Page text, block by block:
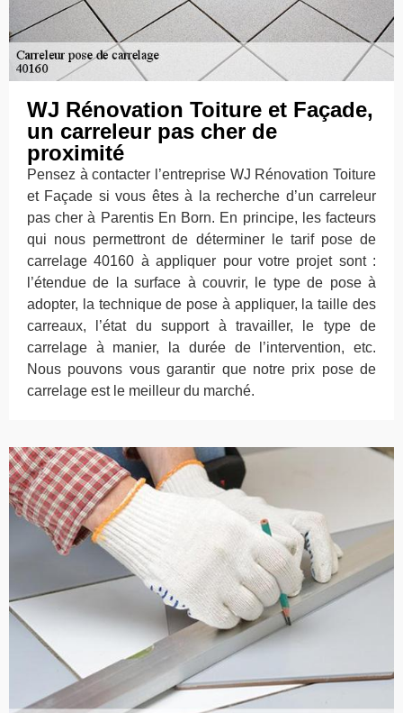
WJ Rénovation Toiture et Façade,
un carreleur pas cher de
proximité
Pensez à contacter l’entreprise WJ Rénovation Toiture
et Façade si vous êtes à la recherche d’un carreleur
pas cher à Parentis En Born. En principe, les facteurs
qui nous permettront de déterminer le tarif pose de
carrelage 40160 à appliquer pour votre projet sont :
l’étendue de la surface à couvrir, le type de pose à
adopter, la technique de pose à appliquer, la taille des
carreaux, l’état du support à travailler, le type de
carrelage à manier, la durée de l’intervention, etc.
Nous pouvons vous garantir que notre prix pose de
carrelage est le meilleur du marché.